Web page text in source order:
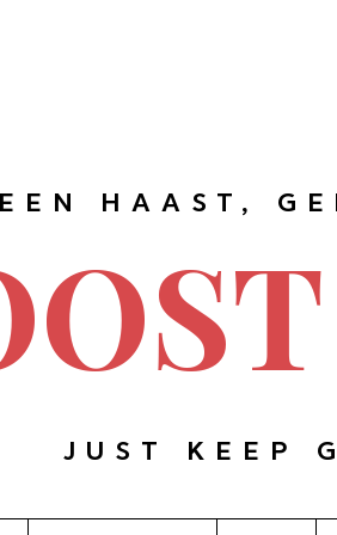
HAAST,
JUST KEEP